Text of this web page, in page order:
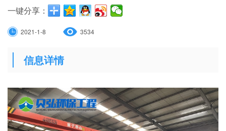
一键分享：
2021-1-8 3534
信息详情